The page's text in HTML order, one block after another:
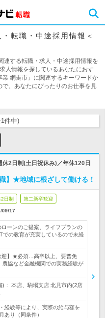
転職・中途採用情報＜
連する転職・求人・中途採用情報を
人情報を探しているあなたにおす
網走市」に関連するキーワードか
、あなたにぴったりのお仕事を見
件中)
2日制(土日祝休み)／年休120日
】★地域に根ざして働ける！
日制 第二新卒歓迎
09/17
ーンのご提案、ライフプランの
の教育が充実しているので未経
迎】★必須…高卒以上、要普免
協など金融機関での実務経験が
)： 本店、駒場支店 北見市内(2店
経験等により、実際の給与額を
あり（同条件）